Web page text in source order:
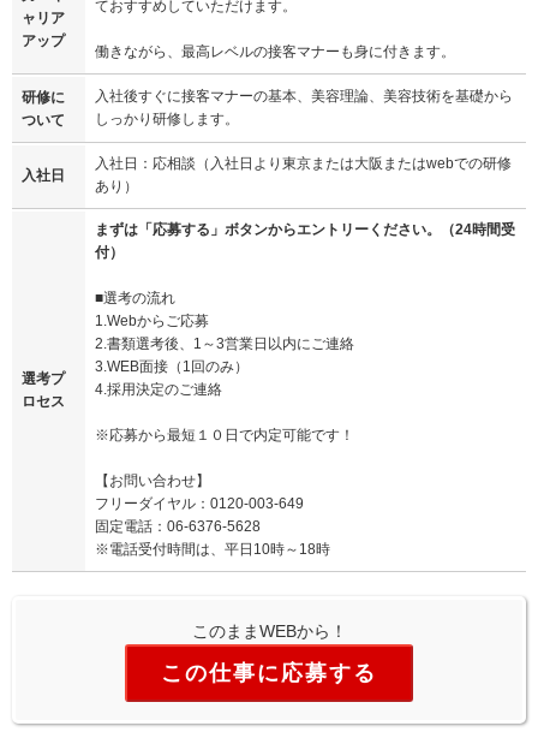
ャリア
アップ
ておすすめしていただけます。
働きながら、最高レベルの接客マナーも身に付きます。
研修に
ついて
入社後すぐに接客マナーの基本、美容理論、美容技術を基礎から
しっかり研修します。
入社日
入社日：応相談（入社日より東京または大阪またはwebでの研修
あり）
選考プ
ロセス
まずは「応募する」ボタンからエントリーください。（24時間受
付）
■選考の流れ
1.Webからご応募
2.書類選考後、1～3営業日以内にご連絡
3.WEB面接（1回のみ）
4.採用決定のご連絡
※応募から最短１０日で内定可能です！
【お問い合わせ】
フリーダイヤル：0120-003-649
固定電話：06-6376-5628
※電話受付時間は、平日10時～18時
このままWEBから！
この仕事に応募する